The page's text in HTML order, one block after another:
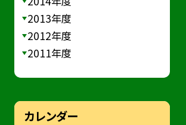
2013年度
2012年度
2011年度
カレンダー